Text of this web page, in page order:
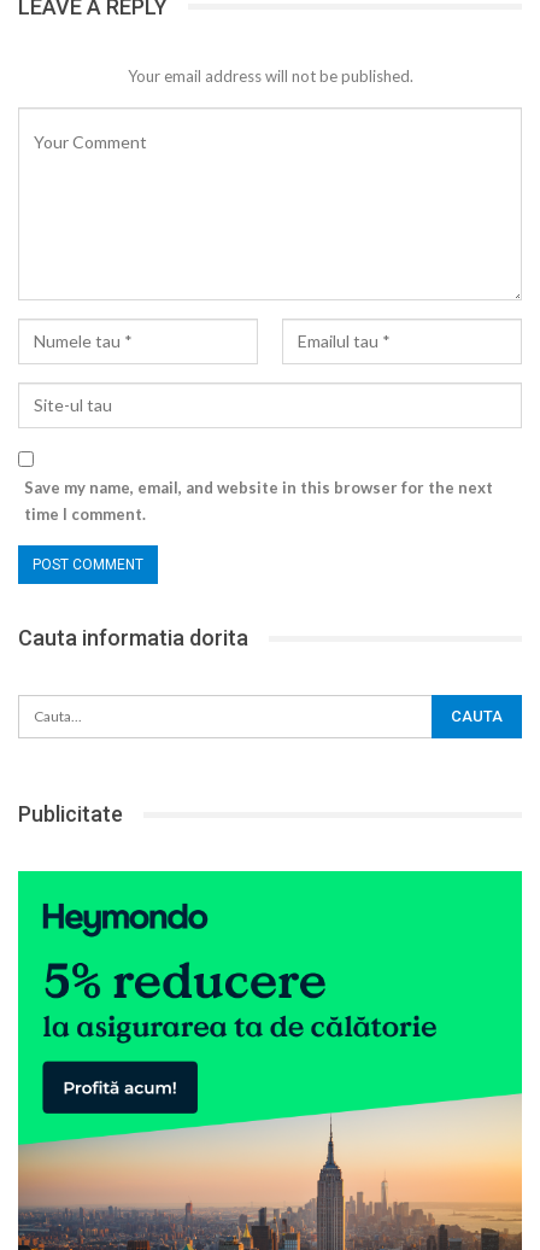
LEAVE A REPLY
Your email address will not be published.
Save my name, email, and website in this browser for the next
time I comment.
Cauta informatia dorita
Publicitate